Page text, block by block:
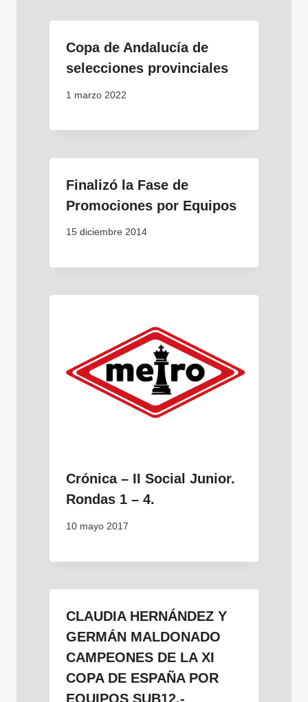
Copa de Andalucía de
selecciones provinciales
1 marzo 2022
Finalizó la Fase de
Promociones por Equipos
15 diciembre 2014
Crónica – II Social Junior.
Rondas 1 – 4.
10 mayo 2017
CLAUDIA HERNÁNDEZ Y
GERMÁN MALDONADO
CAMPEONES DE LA XI
COPA DE ESPAÑA POR
EQUIPOS SUB12.-